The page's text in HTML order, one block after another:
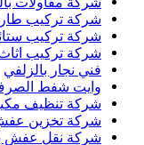
شركة تركيب
شركة تركيب
شركة تركيب اثاث
فني نجار بالزلفي
وايت شفط
شركة تنظيف
شركة تخزين
شركة نقل عفش